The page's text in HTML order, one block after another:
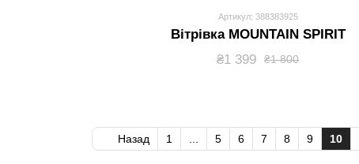
Артикул: 388383925
Вітрівка MOUNTAIN SPIRIT
₴1 800
₴1 399
Назад 1 5 6 7 8 9 10